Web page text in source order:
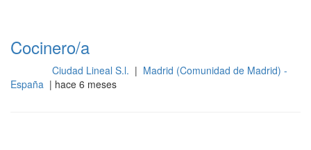
Cocinero/a
Ciudad Lineal S.l. | Madrid (Comunidad de Madrid) -
España | hace 6 meses